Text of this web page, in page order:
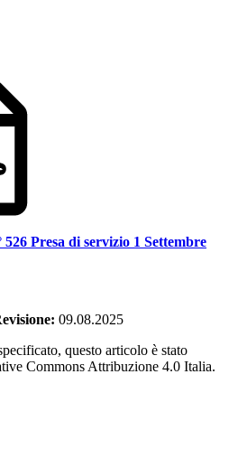
Presa di servizio 1 Settembre
09.08.2025
questo articolo è stato
Commons Attribuzione 4.0 Italia.